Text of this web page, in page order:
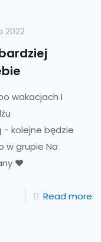
2022
wakacjach i
- kolejne będzie
w grupie Na
❤️
Read more